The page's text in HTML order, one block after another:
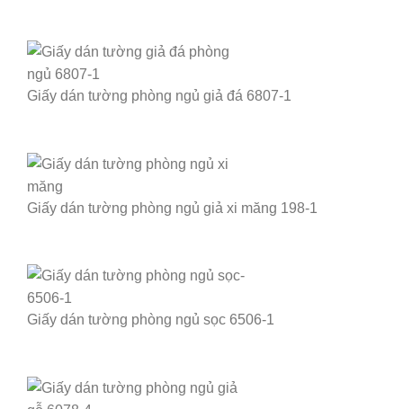
Giấy dán tường phòng ngủ giả đá 6807-1
Giấy dán tường phòng ngủ giả xi măng 198-1
Giấy dán tường phòng ngủ sọc 6506-1